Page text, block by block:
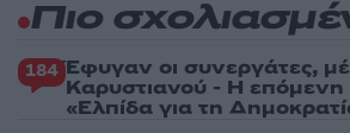
Πιο
184 Έφυγαν οι συνεργάτες,
Καρυστιανού - Η επόμενη
«Ελπίδα για τη